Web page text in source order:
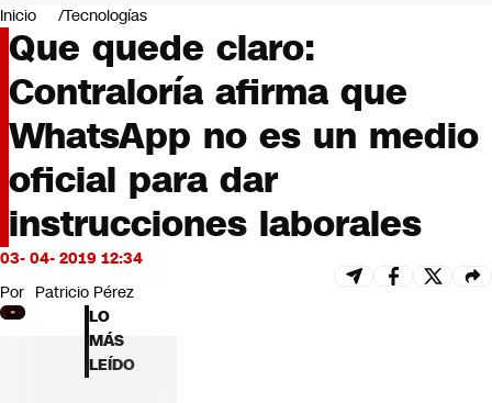
Negocios
Deportes
Programas completos
Cultura
Servicios
Bits
CNN tiempo
Futuro 360
Opinión
Inicio Tecnologías
Que quede claro:
Contraloría afirma que
WhatsApp no es un medio
oficial para dar
instrucciones laborales
03- 04- 2019 12:34
Por Patricio Pérez
LO
MÁS
LEÍDO